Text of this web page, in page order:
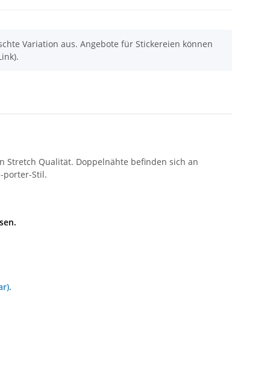
Variation aus. Angebote für Stickereien können
Stretch Qualität. Doppelnähte befinden sich an
porter-Stil.